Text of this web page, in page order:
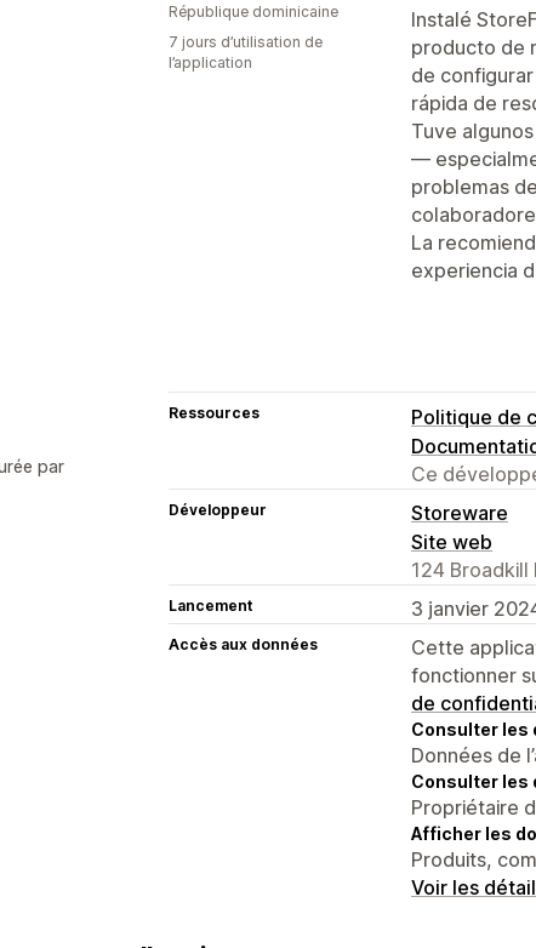
Instalé
producto de
de
rápida de
Tuve
—
problemas
La
experiencia
République dominicaine
7 jours d’utilisation de
l’application
par
Ressources
Politique de
Ce
Développeur
Storeware
Site web
124 Broadkill
Lancement 3 janvier
Accès aux données
Cette
fonctionner
de
Consulter les
Données de
Consulter les
Propriétaire
Afficher les
Produits,
Voir les